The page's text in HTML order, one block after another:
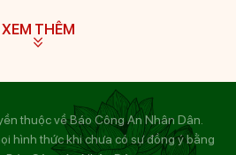
XEM THÊM
thuộc về Báo Công An Nhân Dân.
hình thức khi chưa có sự đồng ý bằng